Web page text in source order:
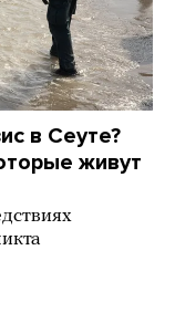
в Сеуте?
живут